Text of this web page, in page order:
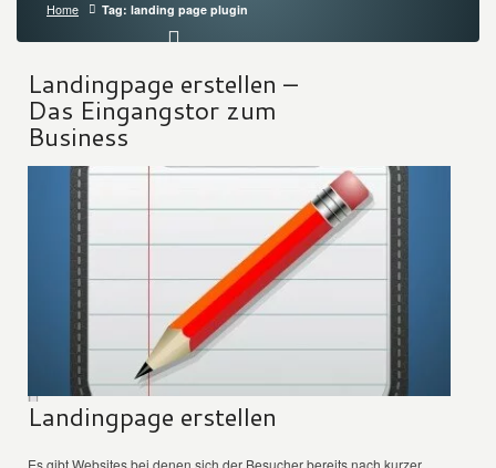
Home Tag: landing page plugin
Landingpage erstellen –
Das Eingangstor zum
Business
Landingpage erstellen
Es gibt Websites bei denen sich der Besucher bereits nach kurzer